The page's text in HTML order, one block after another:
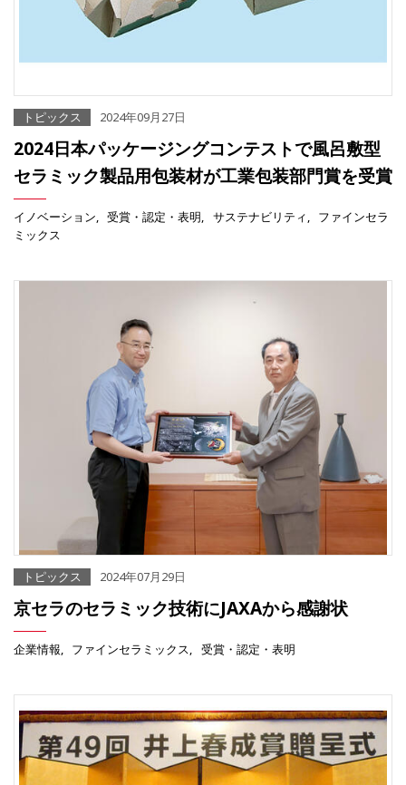
トピックス 2024年09月27日
2024日本パッケージングコンテストで風呂敷型
セラミック製品用包装材が工業包装部門賞を受賞
イノベーション 受賞・認定・表明 サステナビリティ
ファインセラ
ミックス
トピックス 2024年07月29日
京セラのセラミック技術にJAXAから感謝状
企業情報 ファインセラミックス 受賞・認定・表明